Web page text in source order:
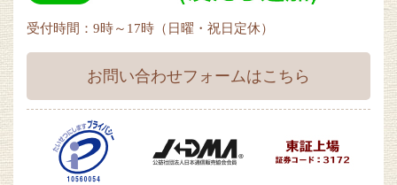
受付時間：9時～17時（日曜・祝日定休）
お問い合わせフォームはこちら